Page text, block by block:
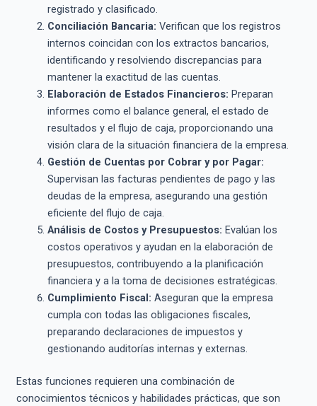
registrado y clasificado.
Conciliación Bancaria: Verifican que los registros
internos coincidan con los extractos bancarios,
identificando y resolviendo discrepancias para
mantener la exactitud de las cuentas.
Elaboración de Estados Financieros: Preparan
informes como el balance general, el estado de
resultados y el flujo de caja, proporcionando una
visión clara de la situación financiera de la empresa.
Gestión de Cuentas por Cobrar y por Pagar:
Supervisan las facturas pendientes de pago y las
deudas de la empresa, asegurando una gestión
eficiente del flujo de caja.
Análisis de Costos y Presupuestos: Evalúan los
costos operativos y ayudan en la elaboración de
presupuestos, contribuyendo a la planificación
financiera y a la toma de decisiones estratégicas.
Cumplimiento Fiscal: Aseguran que la empresa
cumpla con todas las obligaciones fiscales,
preparando declaraciones de impuestos y
gestionando auditorías internas y externas.
Estas funciones requieren una combinación de
conocimientos técnicos y habilidades prácticas, que son